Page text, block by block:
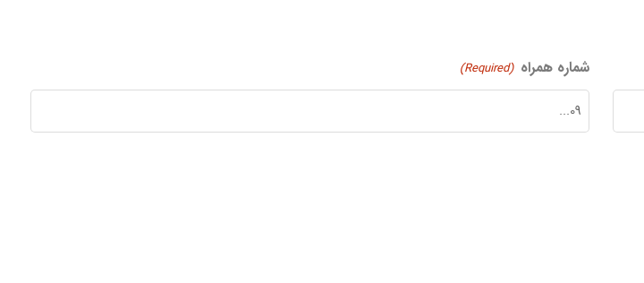
شماره همراه (Required)